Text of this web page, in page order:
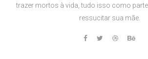
trazer mortos à vida, tudo isso como
ressucitar sua mãe.